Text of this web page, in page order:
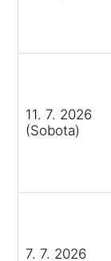
11. 7. 2026
(Sobota)
7. 7. 2026